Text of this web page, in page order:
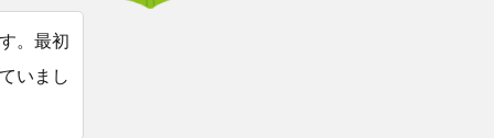
。最初
いまし